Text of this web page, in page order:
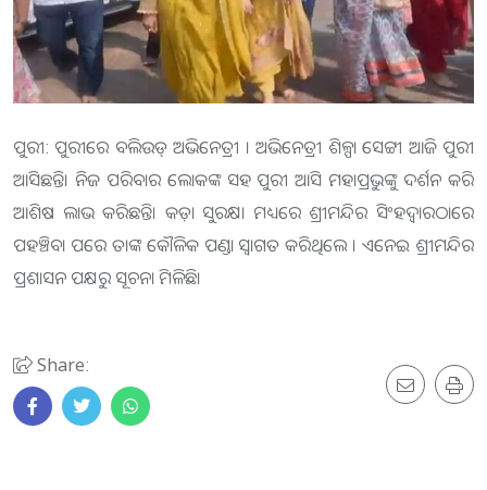
ପୁରୀ: ପୁରୀରେ ବଲିଉଡ୍ ଅଭିନେତ୍ରୀ । ଅଭିନେତ୍ରୀ ଶିଳ୍ପା ସେଟ୍ଟୀ ଆଜି ପୁରୀ
ଆସିଛନ୍ତି। ନିଜ ପରିବାର ଲୋକଙ୍କ ସହ ପୁରୀ ଆସି ମହାପ୍ରଭୁଙ୍କୁ ଦର୍ଶନ କରି
ଆଶିଷ ଲାଭ କରିଛନ୍ତି। କଡ଼ା ସୁରକ୍ଷା ମଧ୍ୟରେ ଶ୍ରୀମନ୍ଦିର ସିଂହଦ୍ବାରଠାରେ
ପହଞ୍ଚିବା ପରେ ତାଙ୍କ କୌଳିକ ପଣ୍ଡା ସ୍ବାଗତ କରିଥିଲେ । ଏନେଇ ଶ୍ରୀମନ୍ଦିର
ପ୍ରଶାସନ ପକ୍ଷରୁ ସୂଚନା ମିଳିଛି।
Share: